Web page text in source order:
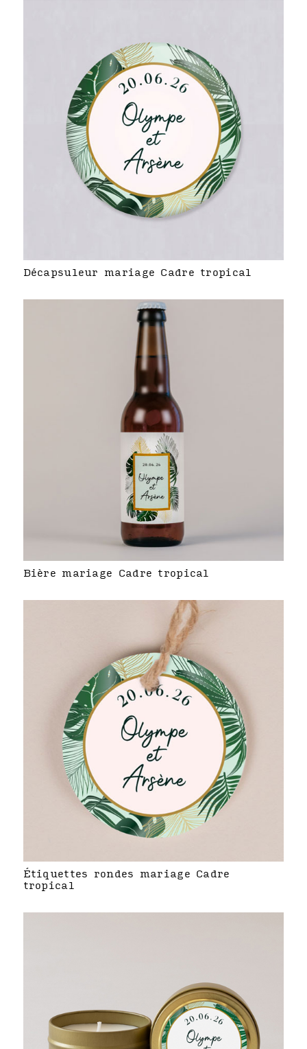
Décapsuleur mariage Cadre tropical
Bière mariage Cadre tropical
Étiquettes rondes mariage Cadre
tropical